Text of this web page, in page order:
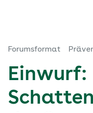
Forumsformat
Einwurf: